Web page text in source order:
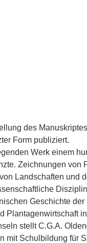
des
Form publiziert.
Werk einem
Zeichnungen
Landschaften und
Geschichte
Plantagenwirtschaft
stellt C.G.A.
mit Schulbildung für